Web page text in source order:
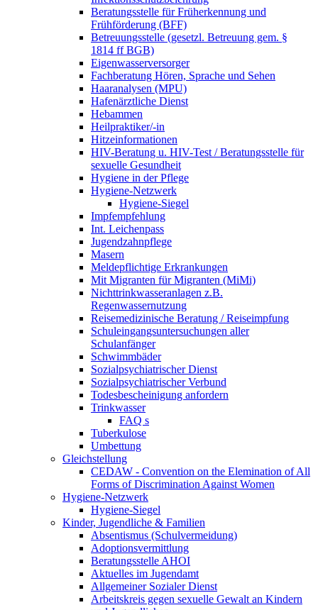
Beratungsstelle für Früherkennung und
Frühförderung (BFF)
Betreuungsstelle (gesetzl. Betreuung gem. §
1814 ff BGB)
Eigenwasserversorger
Fachberatung Hören, Sprache und Sehen
Haaranalysen (MPU)
Hafenärztliche Dienst
Hebammen
Heilpraktiker/-in
Hitzeinformationen
HIV-Beratung u. HIV-Test / Beratungsstelle für
sexuelle Gesundheit
Hygiene in der Pflege
Hygiene-Netzwerk
Hygiene-Siegel
Impfempfehlung
Int. Leichenpass
Jugendzahnpflege
Masern
Meldepflichtige Erkrankungen
Mit Migranten für Migranten (MiMi)
Nichttrinkwasseranlagen z.B.
Regenwassernutzung
Reisemedizinische Beratung / Reiseimpfung
Schuleingangsuntersuchungen aller
Schulanfänger
Schwimmbäder
Sozialpsychiatrischer Dienst
Sozialpsychiatrischer Verbund
Todesbescheinigung anfordern
Trinkwasser
FAQ s
Tuberkulose
Umbettung
Gleichstellung
CEDAW - Convention on the Elemination of All
Forms of Discrimination Against Women
Hygiene-Netzwerk
Hygiene-Siegel
Kinder, Jugendliche & Familien
Absentismus (Schulvermeidung)
Adoptionsvermittlung
Beratungsstelle AHOI
Aktuelles im Jugendamt
Allgemeiner Sozialer Dienst
Arbeitskreis gegen sexuelle Gewalt an Kindern